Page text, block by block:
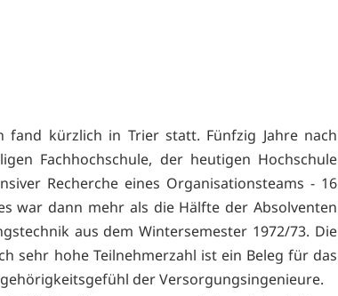
fand kürzlich in Trier statt. Fünfzig Jahre nach
Fachhochschule, der heutigen Hochschule
Recherche eines Organisationsteams - 16
war dann mehr als die Hälfte der Absolventen
aus dem Wintersemester 1972/73. Die
sehr hohe Teilnehmerzahl ist ein Beleg für das
der Versorgungsingenieure.